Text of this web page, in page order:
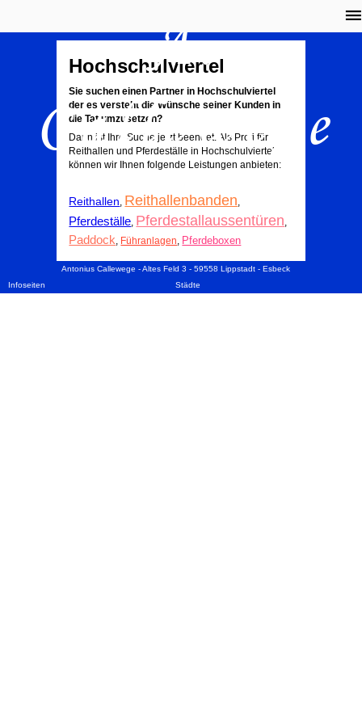
A.
Callewege
Hochschulviertel
Sie suchen einen Partner in Hochschulviertel
der es versteht die Wünsche seiner Kunden in
die Tat umzusetzen?
Dann ist Ihre Suche jetzt beendet. Als Profi für
Reithallen und Pferdeställe in Hochschulviertel
können wir Ihnen folgende Leistungen anbieten:
Reithallen, Reithallenbanden,
Pferdeställe, Pferdestallaussentüren,
Paddock, Führanlagen, Pferdeboxen
Antonius Callewege - Altes Feld 3 - 59558 Lippstadt - Esbeck
Infoseiten
Städte